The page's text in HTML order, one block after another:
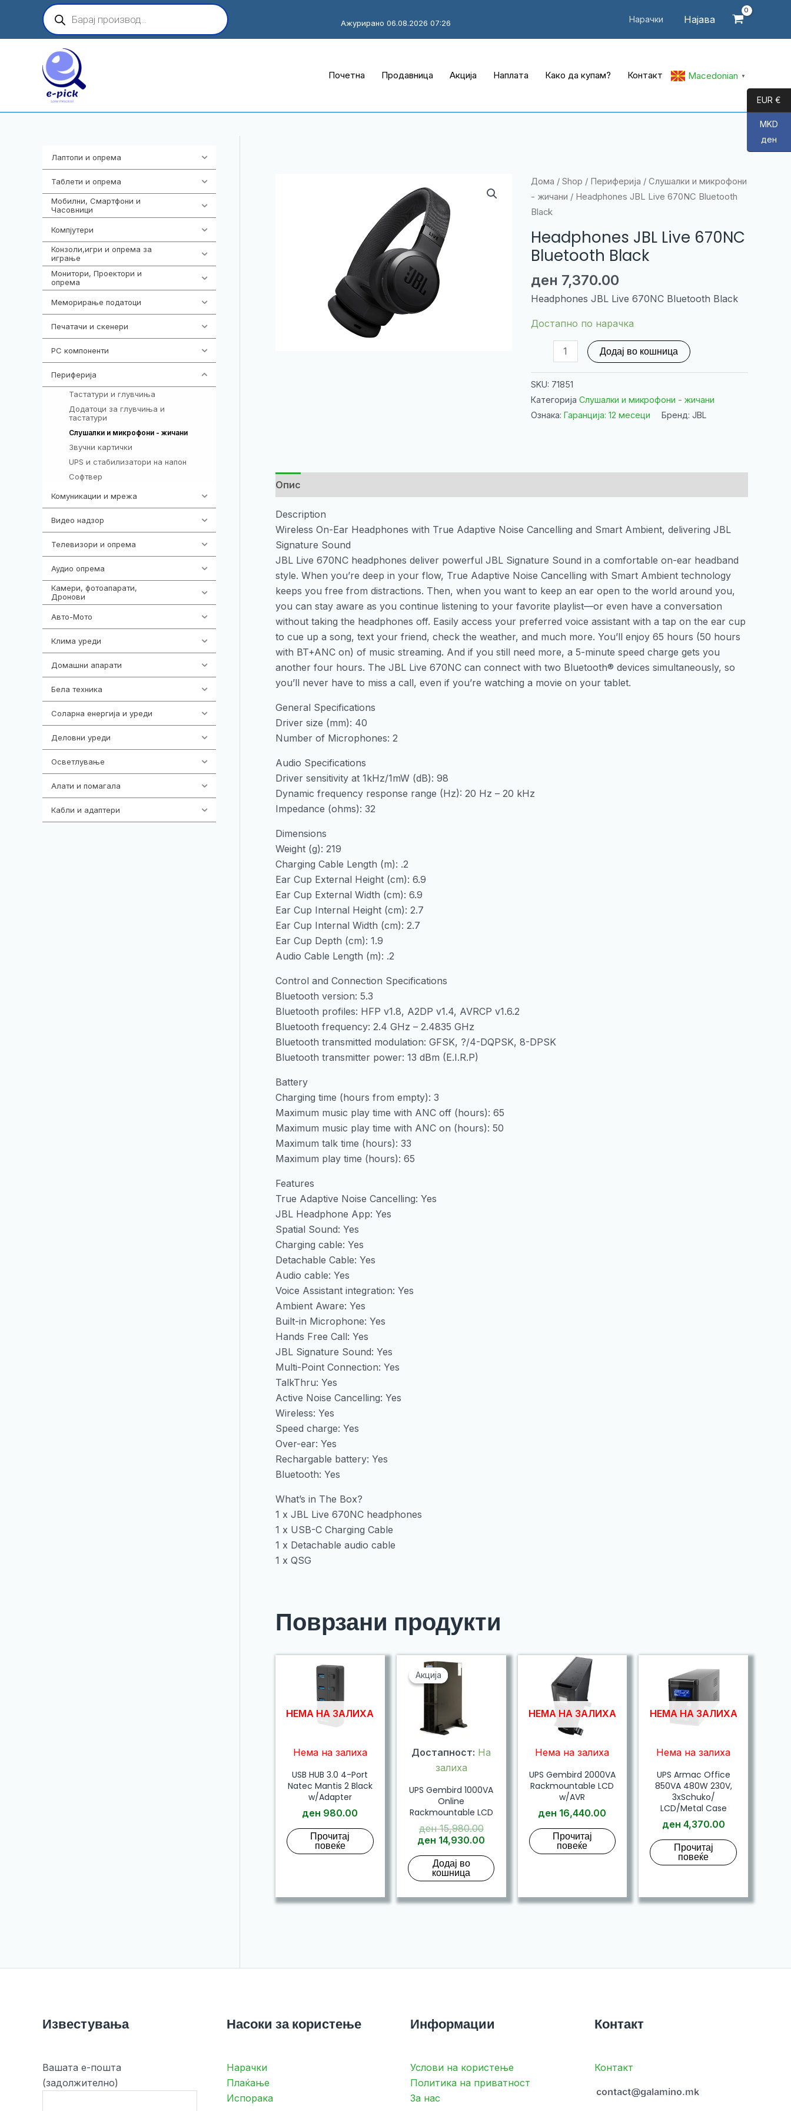
content
Products
search
Нарачки Најава
Ажурирано 06.08.2026 07:26
Почетна Продавница Акција Наплата Како да купам? Контакт Macedonian ▼
Лаптопи и опрема
Таблети и опрема
Мобилни, Смартфони и
Часовници
Компјутери
Конзоли,игри и опрема за
играње
Монитори, Проектори и
опрема
Меморирање податоци
Печатачи и скенери
PC компоненти
Периферија
Тастатури и глувчиња
Додатоци за глувчиња и
тастатури
Слушалки и микрофони - жичани
Звучни картички
UPS и стабилизатори на напон
Софтвер
Комуникации и мрежа
Видео надзор
Телевизори и опрема
Аудио опрема
Камери, фотоапарати,
Дронови
Авто-Мото
Клима уреди
Домашни апарати
Бела техника
Соларна енергија и уреди
Деловни уреди
Осветлување
Алати и помагала
Кабли и адаптери
Дома / Shop / Периферија / Слушалки и микрофони
- жичани / Headphones JBL Live 670NC Bluetooth
Black
Headphones JBL Live 670NC
Bluetooth Black
ден 7,370.00
Headphones JBL Live 670NC Bluetooth Black
Достапно по нарачка
Headphones
Bluetooth
Додај во кошница
SKU: 71851
Категорија Слушалки и микрофони - жичани
Ознака: Гаранција: 12 месеци Бренд: JBL
Опис
Description
Wireless On-Ear Headphones with True Adaptive Noise Cancelling and Smart Ambient, delivering JBL
Signature Sound
JBL Live 670NC headphones deliver powerful JBL Signature Sound in a comfortable on-ear headband
style. When you’re deep in your flow, True Adaptive Noise Cancelling with Smart Ambient technology
keeps you free from distractions. Then, when you want to keep an ear open to the world around you,
you can stay aware as you continue listening to your favorite playlist—or even have a conversation
without taking the headphones off. Easily access your preferred voice assistant with a tap on the ear cup
to cue up a song, text your friend, check the weather, and much more. You’ll enjoy 65 hours (50 hours
with BT+ANC on) of music streaming. And if you still need more, a 5-minute speed charge gets you
another four hours. The JBL Live 670NC can connect with two Bluetooth® devices simultaneously, so
you’ll never have to miss a call, even if you’re watching a movie on your tablet.
General Specifications
Driver size (mm): 40
Number of Microphones: 2
Audio Specifications
Driver sensitivity at 1kHz/1mW (dB): 98
Dynamic frequency response range (Hz): 20 Hz – 20 kHz
Impedance (ohms): 32
Dimensions
Weight (g): 219
Charging Cable Length (m): .2
Ear Cup External Height (cm): 6.9
Ear Cup External Width (cm): 6.9
Ear Cup Internal Height (cm): 2.7
Ear Cup Internal Width (cm): 2.7
Ear Cup Depth (cm): 1.9
Audio Cable Length (m): .2
Control and Connection Specifications
Bluetooth version: 5.3
Bluetooth profiles: HFP v1.8, A2DP v1.4, AVRCP v1.6.2
Bluetooth frequency: 2.4 GHz – 2.4835 GHz
Bluetooth transmitted modulation: GFSK, ?/4-DQPSK, 8-DPSK
Bluetooth transmitter power: 13 dBm (E.I.R.P)
Battery
Charging time (hours from empty): 3
Maximum music play time with ANC off (hours): 65
Maximum music play time with ANC on (hours): 50
Maximum talk time (hours): 33
Maximum play time (hours): 65
Features
True Adaptive Noise Cancelling: Yes
JBL Headphone App: Yes
Spatial Sound: Yes
Charging cable: Yes
Detachable Cable: Yes
Audio cable: Yes
Voice Assistant integration: Yes
Ambient Aware: Yes
Built-in Microphone: Yes
Hands Free Call: Yes
JBL Signature Sound: Yes
Multi-Point Connection: Yes
TalkThru: Yes
Active Noise Cancelling: Yes
Wireless: Yes
Speed charge: Yes
Over-ear: Yes
Rechargable battery: Yes
Bluetooth: Yes
What’s in The Box?
1 x JBL Live 670NC headphones
1 x USB-C Charging Cable
1 x Detachable audio cable
1 x QSG
Поврзани продукти
НЕМА НА ЗАЛИХА
Нема на залиха
USB HUB 3.0 4-Port
Natec Mantis 2 Black
w/Adapter
ден 980.00
Прочитај
повеќе
Акција
Акција
Достапност: На
залиха
UPS Gembird 1000VA
Online
Rackmountable LCD
ден15,980.00Original
price
ден 15,980.00.
ден 14,930.00
is:
ден 14,930.00.
Додај во
кошница
НЕМА НА ЗАЛИХА
Нема на залиха
UPS Gembird 2000VA
Rackmountable LCD
w/AVR
ден 16,440.00
Прочитај
повеќе
НЕМА НА ЗАЛИХА
Нема на залиха
UPS Armac Office
850VA 480W 230V,
3xSchuko/
LCD/Metal Case
ден 4,370.00
Прочитај
повеќе
Известувања
Вашата е-пошта
(задолжително)
Насоки за користење
Нарачки
Плаќање
Испорака
Информации
Услови на користење
Политика на приватност
За нас
Контакт
Контакт
EUR €
MKD
ден